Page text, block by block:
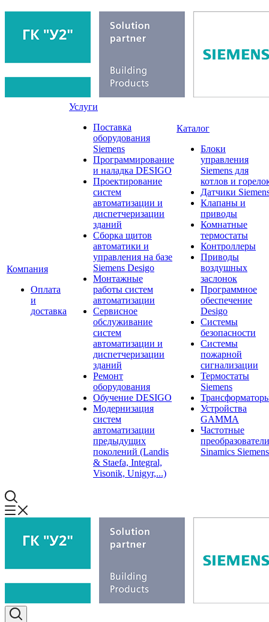
Компания
Оплата
и
доставка
Услуги
Поставка
оборудования
Siemens
Программирование
и наладка DESIGO
Проектирование
систем
автоматизации и
диспетчеризации
зданий
Сборка щитов
автоматики и
управления на базе
Siemens Desigo
Монтажные
работы систем
автоматизации
Сервисное
обслуживание
систем
автоматизации и
диспетчеризации
зданий
Ремонт
оборудования
Обучение DESIGO
Модернизация
систем
автоматизации
предыдущих
поколений (Landis
& Staefa, Integral,
Visonik, Unigyr,...)
Каталог
Блоки
управления
Siemens для
котлов и
Датчики
Клапаны и
приводы
Комнатные
термостаты
Контроллеры
Приводы
воздушных
заслонок
Программное
обеспечение
Desigo
Системы
безопасности
Системы
пожарной
сигнализации
Термостаты
Siemens
Устройства
GAMMA
Частотные
преобразователи
Sinamics Siemens